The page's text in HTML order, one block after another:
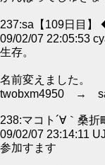
237:sa【109日目】
09/02/07 22:05:53
生存。
名前変えました。
twobxm4950 →
238:マコト´∀｀桑
09/02/07 23:14:11
参加すます